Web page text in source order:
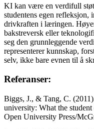
KI kan være en verdifull
studentens egen refleksjon,
drivkraften i læringen.
bakstreversk eller
seg den grunnleggende
representerer kunnskap,
selv, ikke bare evnen til å
Referanser:
Biggs, J., & Tang, C.
university: What the
Open University Press/